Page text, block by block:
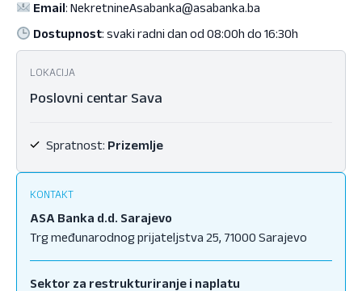
Email:NekretnineAsabanka@asabanka.ba
Dostupnost: svaki radni dan od 08:00h do 16:30h
LOKACIJA
Poslovni centar Sava
Spratnost: Prizemlje
KONTAKT
ASA Banka d.d. Sarajevo
Trg međunarodnog prijateljstva 25, 71000 Sarajevo
Sektor za restrukturiranje i naplatu